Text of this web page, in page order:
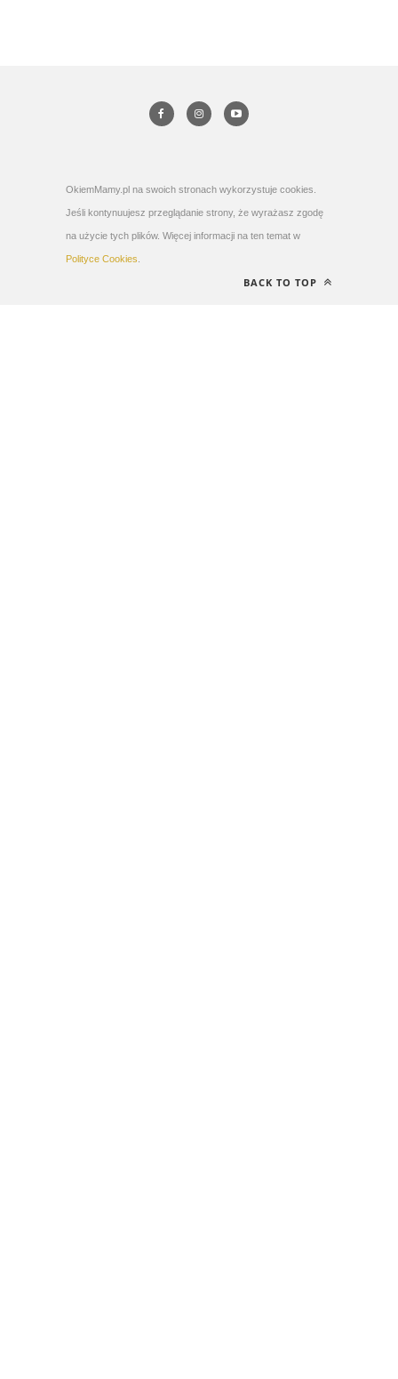
OkiemMamy.pl na swoich stronach wykorzystuje cookies.
Jeśli kontynuujesz przeglądanie strony, że wyrażasz zgodę
na użycie tych plików. Więcej informacji na ten temat w
Polityce Cookies
BACK TO TOP